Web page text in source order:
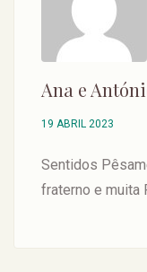
Ana e
19 ABRIL 2023
Sentidos
fraterno e